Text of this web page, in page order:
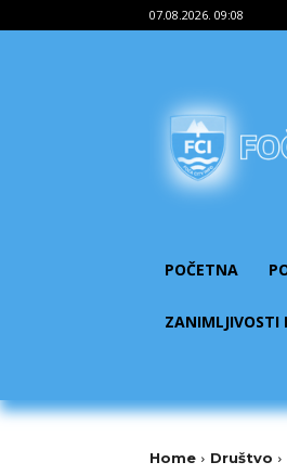
07.08.2026. 09:08
POČETNA
ZANIMLJIVOSTI
Home Društvo